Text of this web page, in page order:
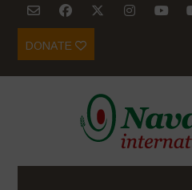
DONATE